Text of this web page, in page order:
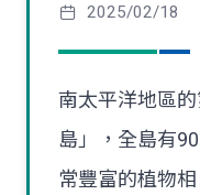
2025/02/18
南太平洋地區
島」，全島有
常豐富的植物